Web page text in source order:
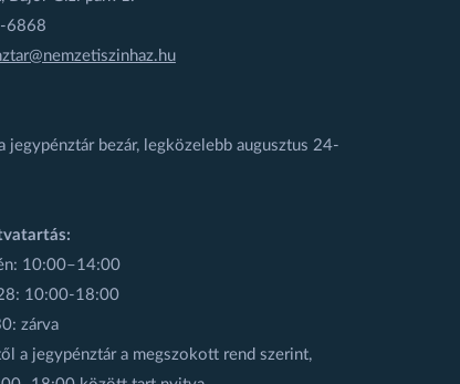
6868
jegypénztár bezár, legközelebb augusztus 24-
10:00–14:00
10:00-18:00
zárva
a jegypénztár a megszokott rend szerint,